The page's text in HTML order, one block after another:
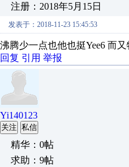
注册：2018年5月15日
发表于：2018-11-23 15:45:53
沸腾少一点也他也挺Yee6 而
回复 引用 举报
Yi140123
关注 私信
精华：0帖
求助：9帖